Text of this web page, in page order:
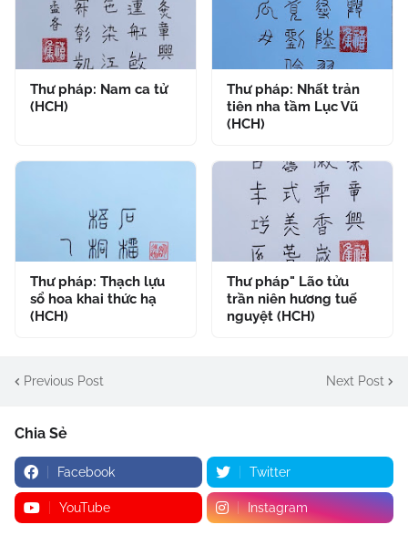
Thư pháp: Nam ca tử
(HCH)
Thư pháp: Nhất trản
tiên nha tầm Lục Vũ
(HCH)
Thư pháp: Thạch lựu
sổ hoa khai thức hạ
(HCH)
Thư pháp" Lão tửu
trần niên hương tuế
nguyệt (HCH)
Previous Post Next Post
Chia Sẻ
Facebook Twitter
YouTube Instagram